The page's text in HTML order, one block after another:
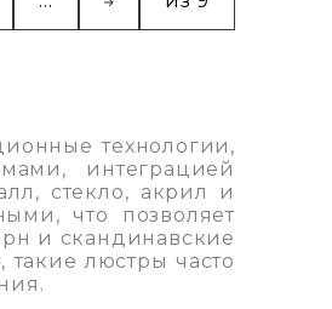
технологии,
интеграцией
стекло, акрил и
что позволяет
и скандинавские
люстры часто